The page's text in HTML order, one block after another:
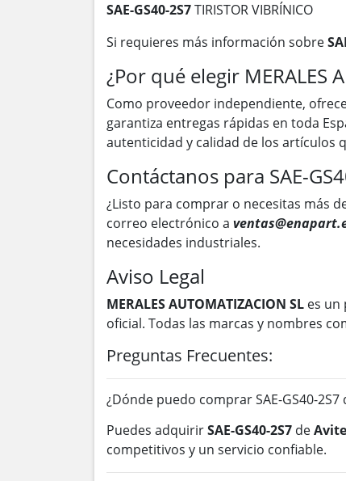
SAE-GS40-2S7TIRISTOR VIBRÍNICO
Si requieres más información sobre
¿Por qué elegir MERALES
Como proveedor independiente,
garantiza entregas rápidas en toda
autenticidad y calidad de los artículos
Contáctanos para SAE-
¿Listo para comprar o necesitas más
correo electrónico a
necesidades industriales.
Aviso Legal
MERALES AUTOMATIZACION SL es un
oficial. Todas las marcas y nombres
Preguntas Frecuentes:
¿Dónde puedo comprar SAE-GS40-2S7
Puedes adquirirSAE-GS40-2S7 de
competitivos y un servicio confiable.